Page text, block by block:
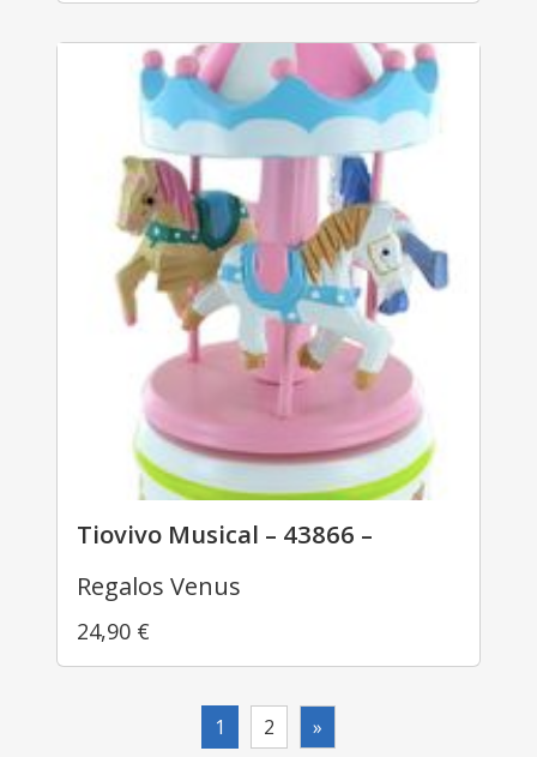
Tiovivo Musical – 43866 –
Regalos Venus
24,90 €
1 2 »